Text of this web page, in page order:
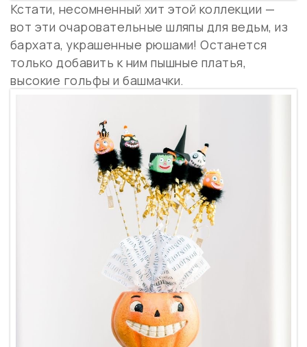
Кстати, несомненный хит этой коллекции —
вот эти очаровательные шляпы для ведьм, из
бархата, украшенные рюшами! Останется
только добавить к ним пышные платья,
высокие гольфы и башмачки.